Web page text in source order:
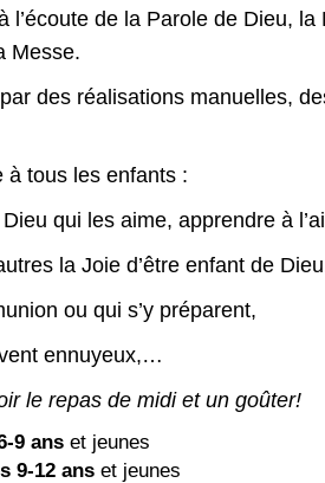
l’écoute de la Parole de Dieu,
Messe.
des réalisations manuelles,
à tous les enfants :
qui les aime, apprendre à
la Joie d’être enfant de
ou qui s’y préparent,
ennuyeux,…
le repas de midi et un goûter!
9 ans et jeunes
9-12 ans et jeunes